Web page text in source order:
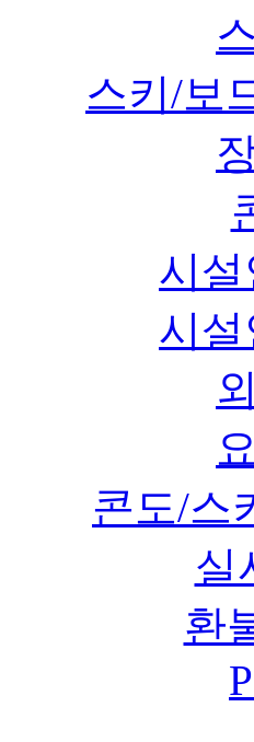
스키/보
시
시
콘도/스
실
환